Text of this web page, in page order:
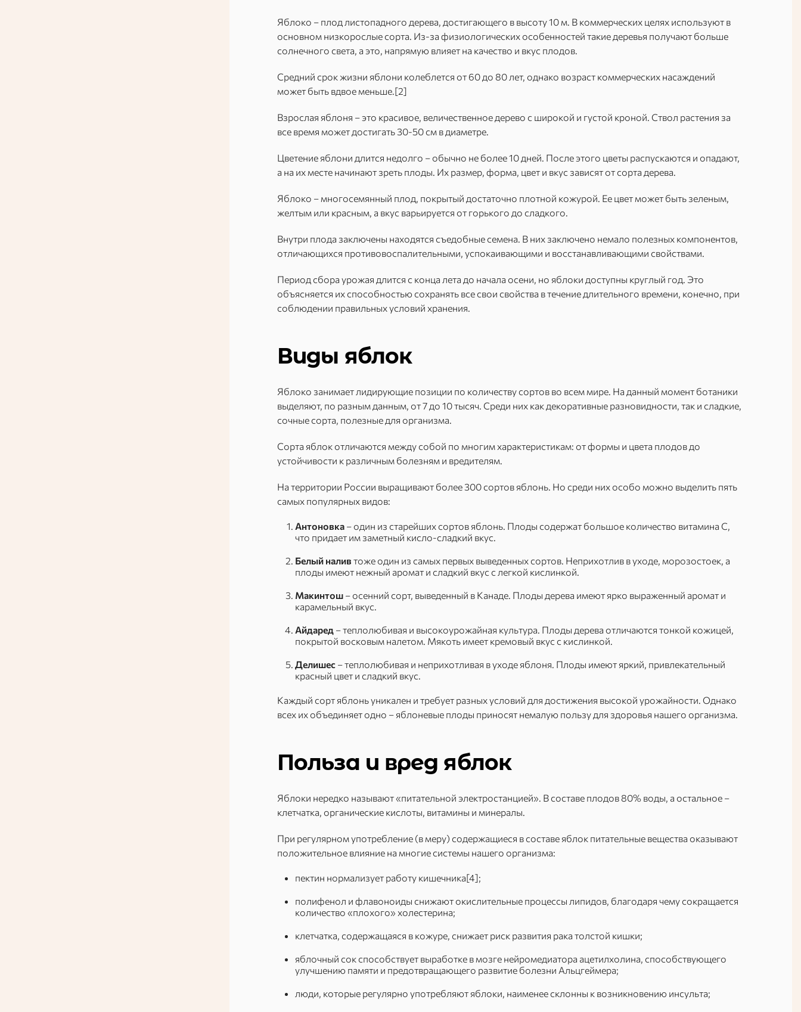
Яблоко – плод листопадного дерева, достигающего в высоту 10 м. В коммерческих целях используют в
основном низкорослые сорта. Из-за физиологических особенностей такие деревья получают больше
солнечного света, а это, напрямую влияет на качество и вкус плодов.
Средний срок жизни яблони колеблется от 60 до 80 лет, однако возраст коммерческих насаждений
может быть вдвое меньше.[2]
Взрослая яблоня – это красивое, величественное дерево с широкой и густой кроной. Ствол растения за
все время может достигать 30-50 см в диаметре.
Цветение яблони длится недолго – обычно не более 10 дней. После этого цветы распускаются и опадают,
а на их месте начинают зреть плоды. Их размер, форма, цвет и вкус зависят от сорта дерева.
Яблоко – многосемянный плод, покрытый достаточно плотной кожурой. Ее цвет может быть зеленым,
желтым или красным, а вкус варьируется от горького до сладкого.
Внутри плода заключены находятся съедобные семена. В них заключено немало полезных компонентов,
отличающихся противовоспалительными, успокаивающими и восстанавливающими свойствами.
Период сбора урожая длится с конца лета до начала осени, но яблоки доступны круглый год. Это
объясняется их способностью сохранять все свои свойства в течение длительного времени, конечно, при
соблюдении правильных условий хранения.
Виды яблок
Яблоко занимает лидирующие позиции по количеству сортов во всем мире. На данный момент ботаники
выделяют, по разным данным, от 7 до 10 тысяч. Среди них как декоративные разновидности, так и сладкие,
сочные сорта, полезные для организма.
Сорта яблок отличаются между собой по многим характеристикам: от формы и цвета плодов до
устойчивости к различным болезням и вредителям.
На территории России выращивают более 300 сортов яблонь. Но среди них особо можно выделить пять
самых популярных видов:
Антоновка – один из старейших сортов яблонь. Плоды содержат большое количество витамина С,
что придает им заметный кисло-сладкий вкус.
Белый налив тоже один из самых первых выведенных сортов. Неприхотлив в уходе, морозостоек, а
плоды имеют нежный аромат и сладкий вкус с легкой кислинкой.
Макинтош – осенний сорт, выведенный в Канаде. Плоды дерева имеют ярко выраженный аромат и
карамельный вкус.
Айдаред – теплолюбивая и высокоурожайная культура. Плоды дерева отличаются тонкой кожицей,
покрытой восковым налетом. Мякоть имеет кремовый вкус с кислинкой.
Делишес – теплолюбивая и неприхотливая в уходе яблоня. Плоды имеют яркий, привлекательный
красный цвет и сладкий вкус.
Каждый сорт яблонь уникален и требует разных условий для достижения высокой урожайности. Однако
всех их объединяет одно – яблоневые плоды приносят немалую пользу для здоровья нашего организма.
Польза и вред яблок
Яблоки нередко называют «питательной электростанцией». В составе плодов 80% воды, а остальное –
клетчатка, органические кислоты, витамины и минералы.
При регулярном употребление (в меру) содержащиеся в составе яблок питательные вещества оказывают
положительное влияние на многие системы нашего организма:
пектин нормализует работу кишечника[4];
полифенол и флавоноиды снижают окислительные процессы липидов, благодаря чему сокращается
количество «плохого» холестерина;
клетчатка, содержащаяся в кожуре, снижает риск развития рака толстой кишки;
яблочный сок способствует выработке в мозге нейромедиатора ацетилхолина, способствующего
улучшению памяти и предотвращающего развитие болезни Альцгеймера;
люди, которые регулярно употребляют яблоки, наименее склонны к возникновению инсульта;